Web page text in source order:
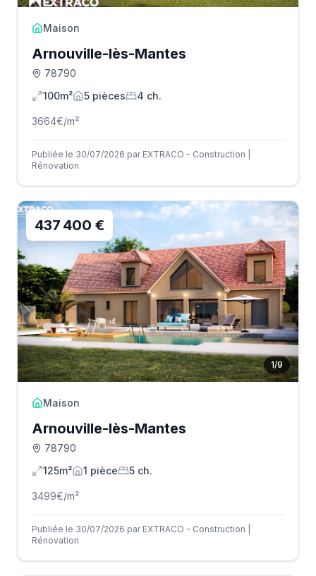
Maison
Arnouville-lès-Mantes
78790
100m²
5 pièces 4 ch.
3664€/m²
Publiée le 30/07/2026 par EXTRACO - Construction |
Rénovation
1/9
437 400 €
Maison
Arnouville-lès-Mantes
78790
125m²
1 pièce 5 ch.
3499€/m²
Publiée le 30/07/2026 par EXTRACO - Construction |
Rénovation